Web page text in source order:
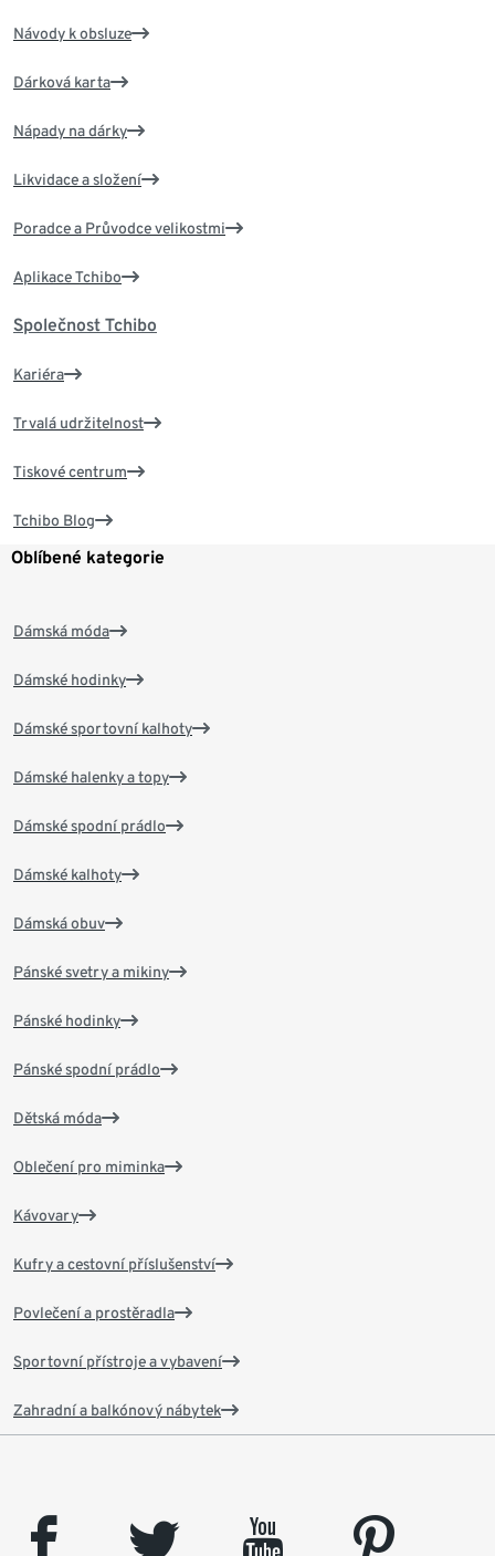
Návody k obsluze
Dárková karta
Nápady na dárky
Likvidace a složení
Poradce a Průvodce velikostmi
Aplikace Tchibo
Společnost Tchibo
Kariéra
Trvalá udržitelnost
Tiskové centrum
Tchibo Blog
Oblíbené kategorie
Dámská móda
Dámské hodinky
Dámské sportovní kalhoty
Dámské halenky a topy
Dámské spodní prádlo
Dámské kalhoty
Dámská obuv
Pánské svetry a mikiny
Pánské hodinky
Pánské spodní prádlo
Dětská móda
Oblečení pro miminka
Kávovary
Kufry a cestovní příslušenství
Povlečení a prostěradla
Sportovní přístroje a vybavení
Zahradní a balkónový nábytek
facebook twitter youtube
pinterest